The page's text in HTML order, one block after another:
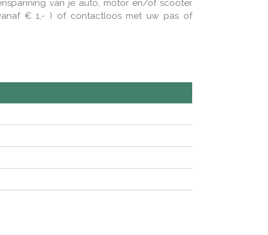
van je auto, motor en/of scooter
€ 1,- ) of contactloos met uw pas of